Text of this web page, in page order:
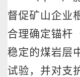
督促矿山企业
合理确定锚杆
稳定的煤岩层
试验，并对支